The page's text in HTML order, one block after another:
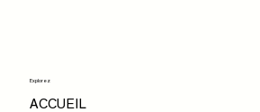
Explorez
ACCUEIL